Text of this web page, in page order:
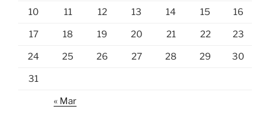
10 11 12 13 14 15 16
17 18 19 20 21 22 23
24 25 26 27 28 29 30
31
« Mar